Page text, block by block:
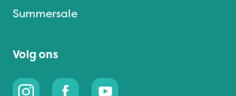
Summersale
Volg ons